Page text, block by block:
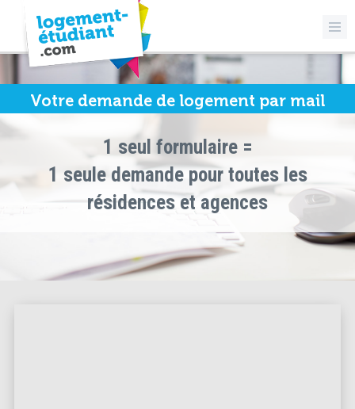
Votre demande de logement par mail
1 seul formulaire =
1 seule demande pour toutes les
résidences et agences